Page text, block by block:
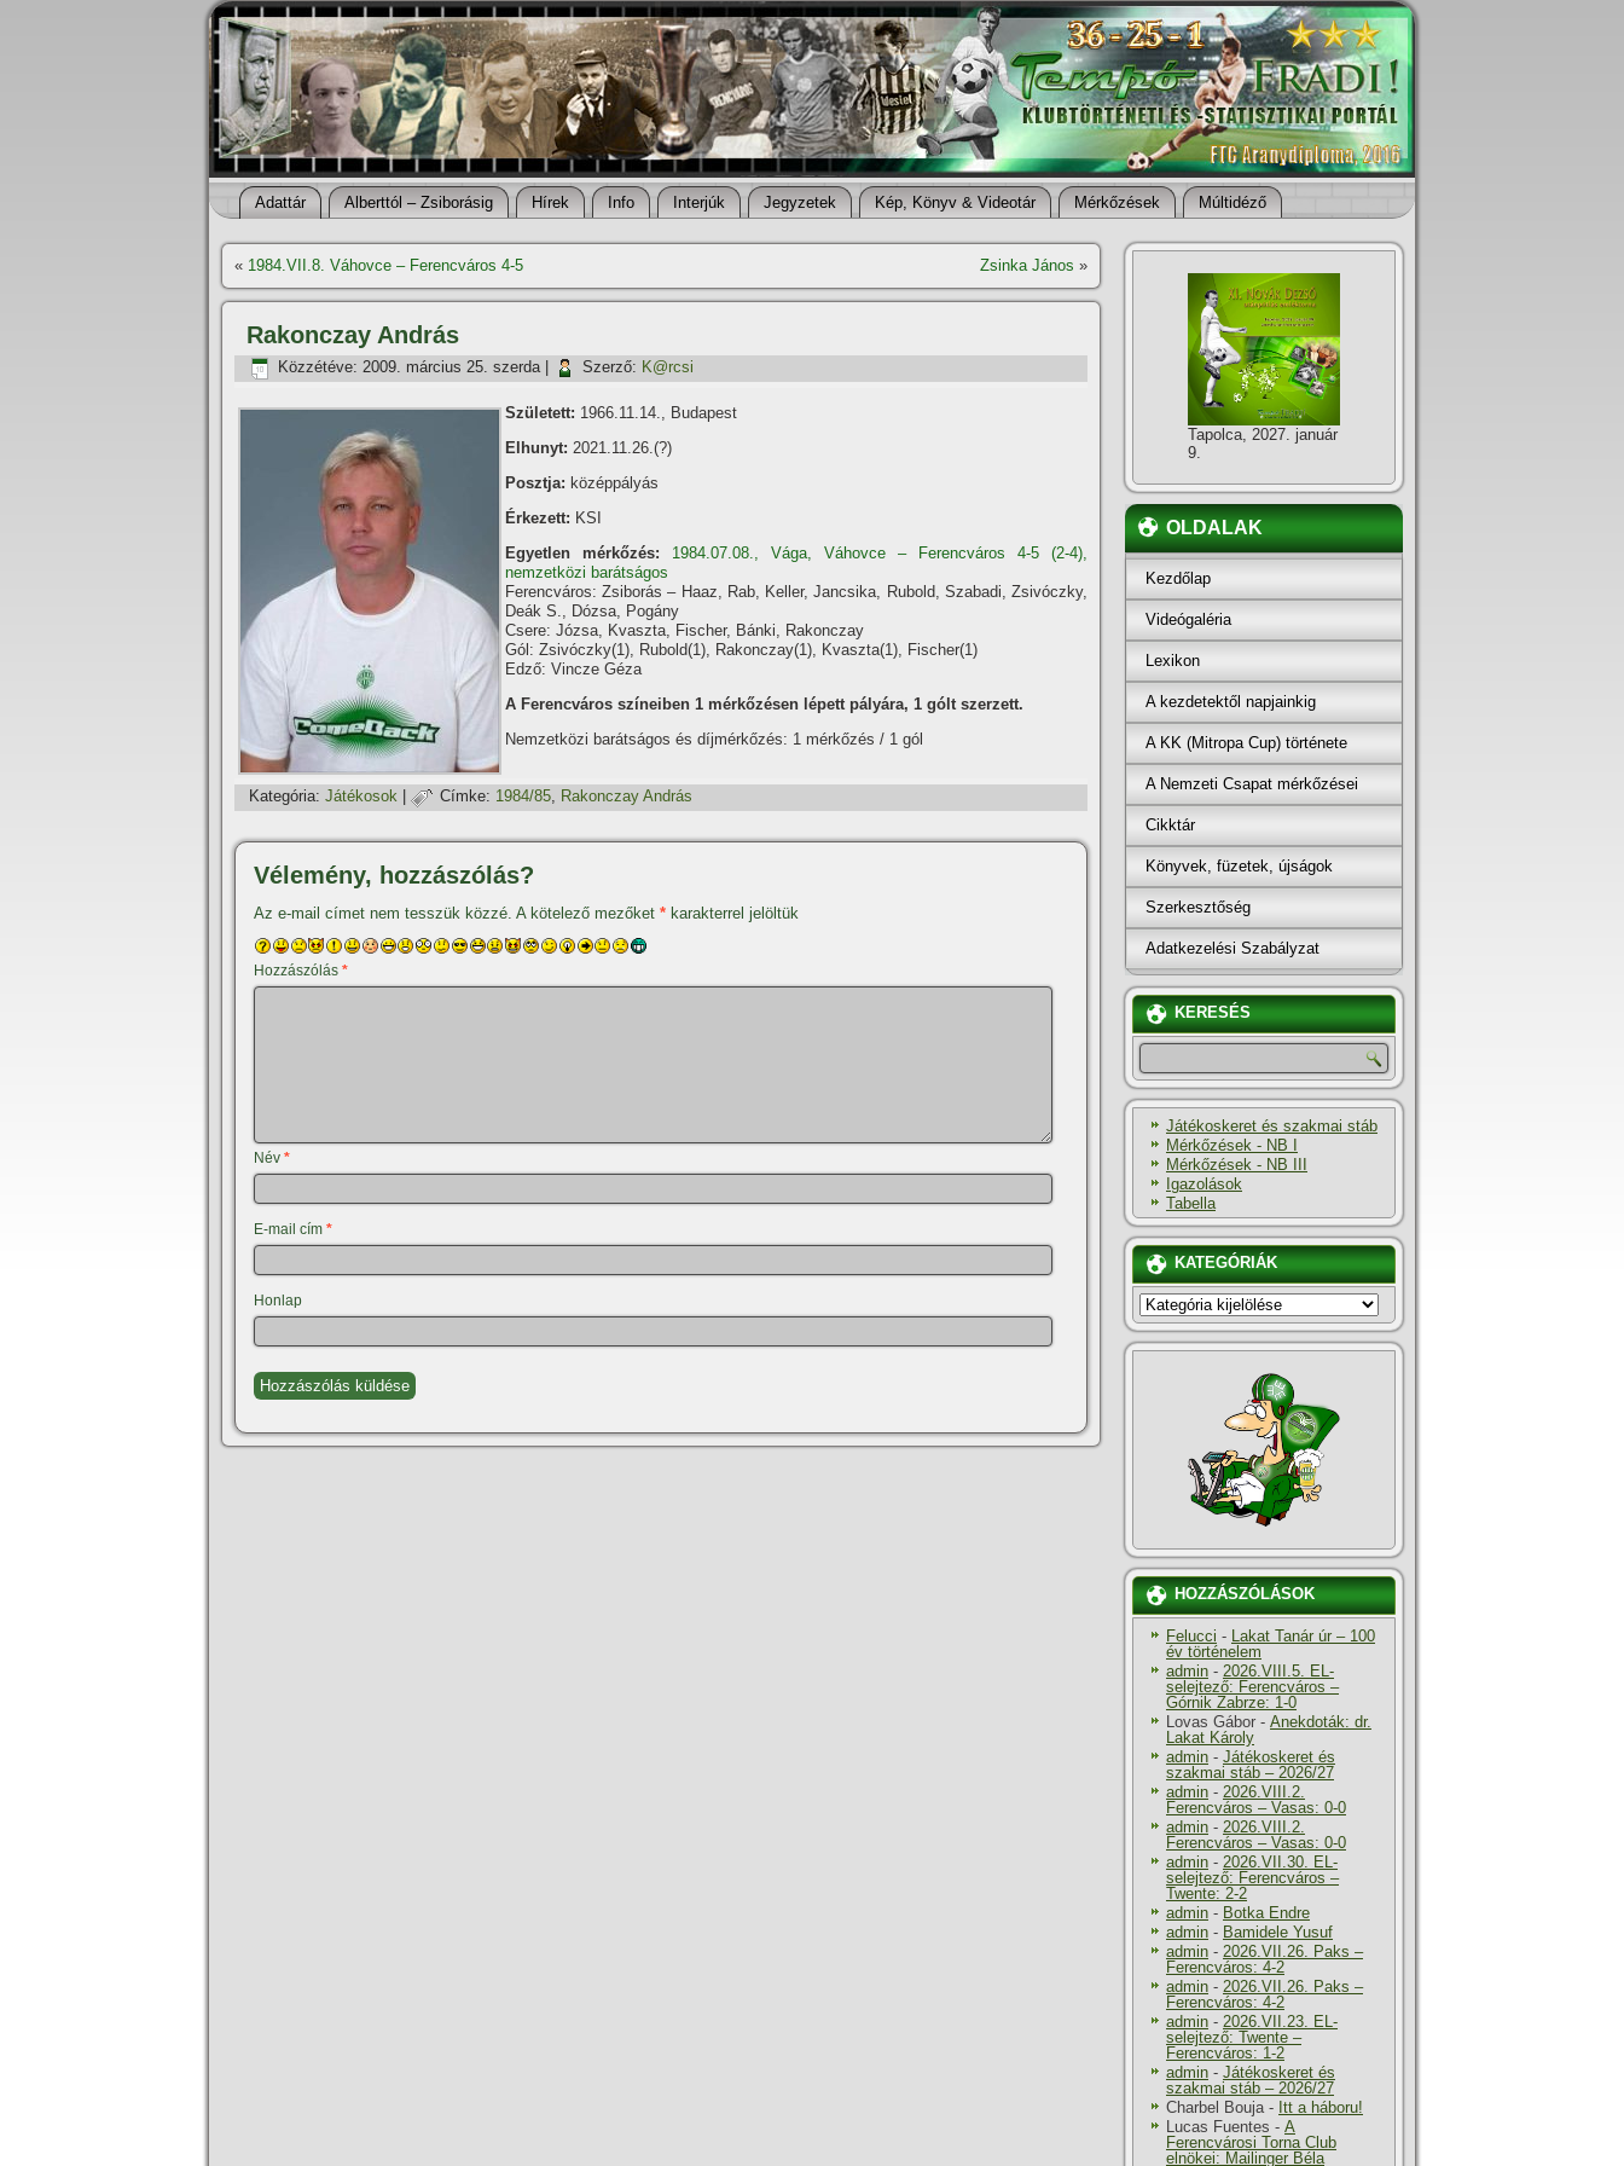
Adattár Alberttól – Zsiborásig Hí­rek Info Interjúk Jegyzetek Kép, Könyv & Videotár Mérkőzések Múltidéző
« 1984.VII.8. Váhovce – Ferencváros 4-5 Zsinka János »
Rakonczay András
Közzétéve: 2009. március 25. szerda| Szerző: K@rcsi
Született: 1966.11.14., Budapest
Elhunyt: 2021.11.26.(?)
Posztja: középpályás
Érkezett: KSI
Egyetlen mérkőzés:
1984.07.08., Vága, Váhovce – Ferencváros 4-5 (2-4),
nemzetközi barátságos
Ferencváros: Zsiborás – Haaz, Rab, Keller, Jancsika, Rubold, Szabadi, Zsivóczky,
Deák S., Dózsa, Pogány
Csere: Józsa, Kvaszta, Fischer, Bánki, Rakonczay
Gól: Zsivóczky(1), Rubold(1), Rakonczay(1), Kvaszta(1), Fischer(1)
Edző: Vincze Géza
A Ferencváros szí­neiben 1 mérkőzésen lépett pályára, 1 gólt szerzett.
Nemzetközi barátságos és dí­jmérkőzés: 1 mérkőzés / 1 gól
Kategória: Játékosok Címke: 1984/85, Rakonczay András
Vélemény, hozzászólás?
Az e-mail címet nem tesszük közzé. A kötelező mezőket * karakterrel jelöltük
Hozzászólás *
Név *
E-mail cím *
Honlap
Tapolca, 2027. január
9.
OLDALAK
Kezdőlap
Videógaléria
Lexikon
A kezdetektől napjainkig
A KK (Mitropa Cup) története
A Nemzeti Csapat mérkőzései
Cikktár
Könyvek, füzetek, újságok
Szerkesztőség
Adatkezelési Szabályzat
KERESÉS
Játékoskeret és szakmai stáb
Mérkőzések - NB I
Mérkőzések - NB III
Igazolások
Tabella
KATEGÓRIÁK
KATEGÓRIÁK
HOZZÁSZÓLÁSOK
Felucci - Lakat Tanár úr – 100
év történelem
admin - 2026.VIII.5. EL-
selejtező: Ferencváros –
Górnik Zabrze: 1-0
Lovas Gábor - Anekdoták: dr.
Lakat Károly
admin - Játékoskeret és
szakmai stáb – 2026/27
admin - 2026.VIII.2.
Ferencváros – Vasas: 0-0
admin - 2026.VIII.2.
Ferencváros – Vasas: 0-0
admin - 2026.VII.30. EL-
selejtező: Ferencváros –
Twente: 2-2
admin - Botka Endre
admin - Bamidele Yusuf
admin - 2026.VII.26. Paks –
Ferencváros: 4-2
admin - 2026.VII.26. Paks –
Ferencváros: 4-2
admin - 2026.VII.23. EL-
selejtező: Twente –
Ferencváros: 1-2
admin - Játékoskeret és
szakmai stáb – 2026/27
Charbel Bouja- Itt a háboru!
Lucas Fuentes - A
Ferencvárosi Torna Club
elnökei: Mailinger Béla